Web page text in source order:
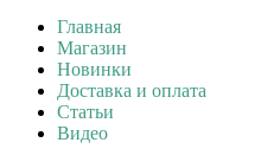
Главная
Магазин
Новинки
Доставка и оплата
Статьи
Видео